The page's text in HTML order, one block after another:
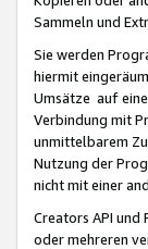
Sammeln und
Sie werden
hiermit
Umsätze auf
Verbindung mit
unmittelbarem
Nutzung der
nicht mit einer
Creators API und
oder mehreren